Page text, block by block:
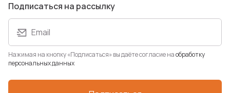
Подписаться на рассылку
Email
Нажимая на кнопку «Подписаться» вы даёте согласие наобработку
персональных данных